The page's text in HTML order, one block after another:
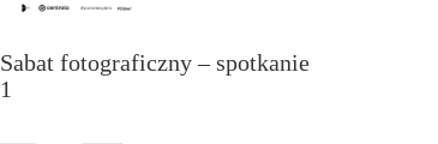
Sabat fotograficzny – spotkanie
1